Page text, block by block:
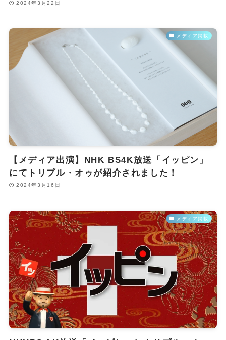
2024年3月22日
メディア掲載
【メディア出演】NHK BS4K放送「イッピン」
にてトリプル・オゥが紹介されました！
2024年3月16日
メディア掲載